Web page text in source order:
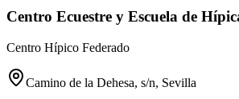
Centro Ecuestre y Escuela de
Centro Hípico Federado
Camino de la Dehesa, s/n, Sevilla